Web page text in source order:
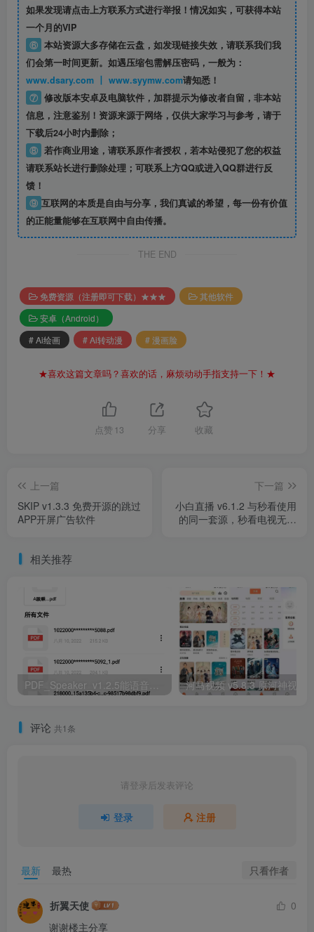
如果发现请点击上方联系方式进行举报！情况如实，可获得本站
一个月的VIP
⑥ 本站资源大多存储在云盘，如发现链接失效，请联系我们我
们会第一时间更新。如遇压缩包需解压密码，一般为：
www.dsary.com 丨 www.syymw.com请知悉！
⑦ 修改版本安卓及电脑软件，加群提示为修改者自留， 非本站
信息，注意鉴别！资源来源于网络，仅供大家学习与参考，请于
下载后24小时内删除；
⑧ 若作商业用途，请联系原作者授权，若本站侵犯了您的权益
请联系站长进行删除处理；可联系上方QQ或进入QQ群进行反
馈！
⑨ 互联网的本质是自由与分享，我们真诚的希望，每一份有价值
的正能量能够在互联网中自由传播。
THE END
免费资源（注册即可下载）★★★
其他软件
安卓（Android）
# Ai绘画
# Ai转动漫 # 漫画脸
★喜欢这篇文章吗？喜欢的话，麻烦动动手指支持一下！★
点赞 13 分享 收藏
上一篇
SKIP v1.3.3 免费开源的跳过
APP开屏广告软件
下一篇
小白直播 v6.1.2 与秒看使用
的同一套源，秒看电视无启
相关推荐
评论 共1条
请登录后发表评论
登录 注册
最新 最热 只看作者
折翼天使
0
谢谢楼主分享